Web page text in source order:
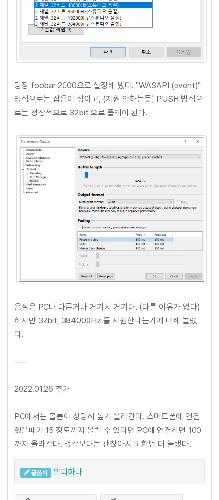
당장 foobar 2000으로 설정해 봤다. "WASAPI (event)"
방식으로는 잡음이 섞이고, (지원 안하는듯) PUSH 방식으
로는 정상적으로 32bit 으로 플레이 된다.
음질은 PC나 다른거나 거기서 거기다. (다를 이유가 없다)
하지만 32bit, 384000Hz 를 지원한다는거에 대해 놀랬
다.
----
2022.01.26 추가
PC에서는 볼륨이 상당히 높게 올라간다. 스마트폰에 연결
했을때가 15 정도까지 올릴 수 있다면 PC에 연결하면 100
까지 올라간다. 생각보다는 괜찮아서 또한번 더 놀랬다.
글쓴이 윈디하나